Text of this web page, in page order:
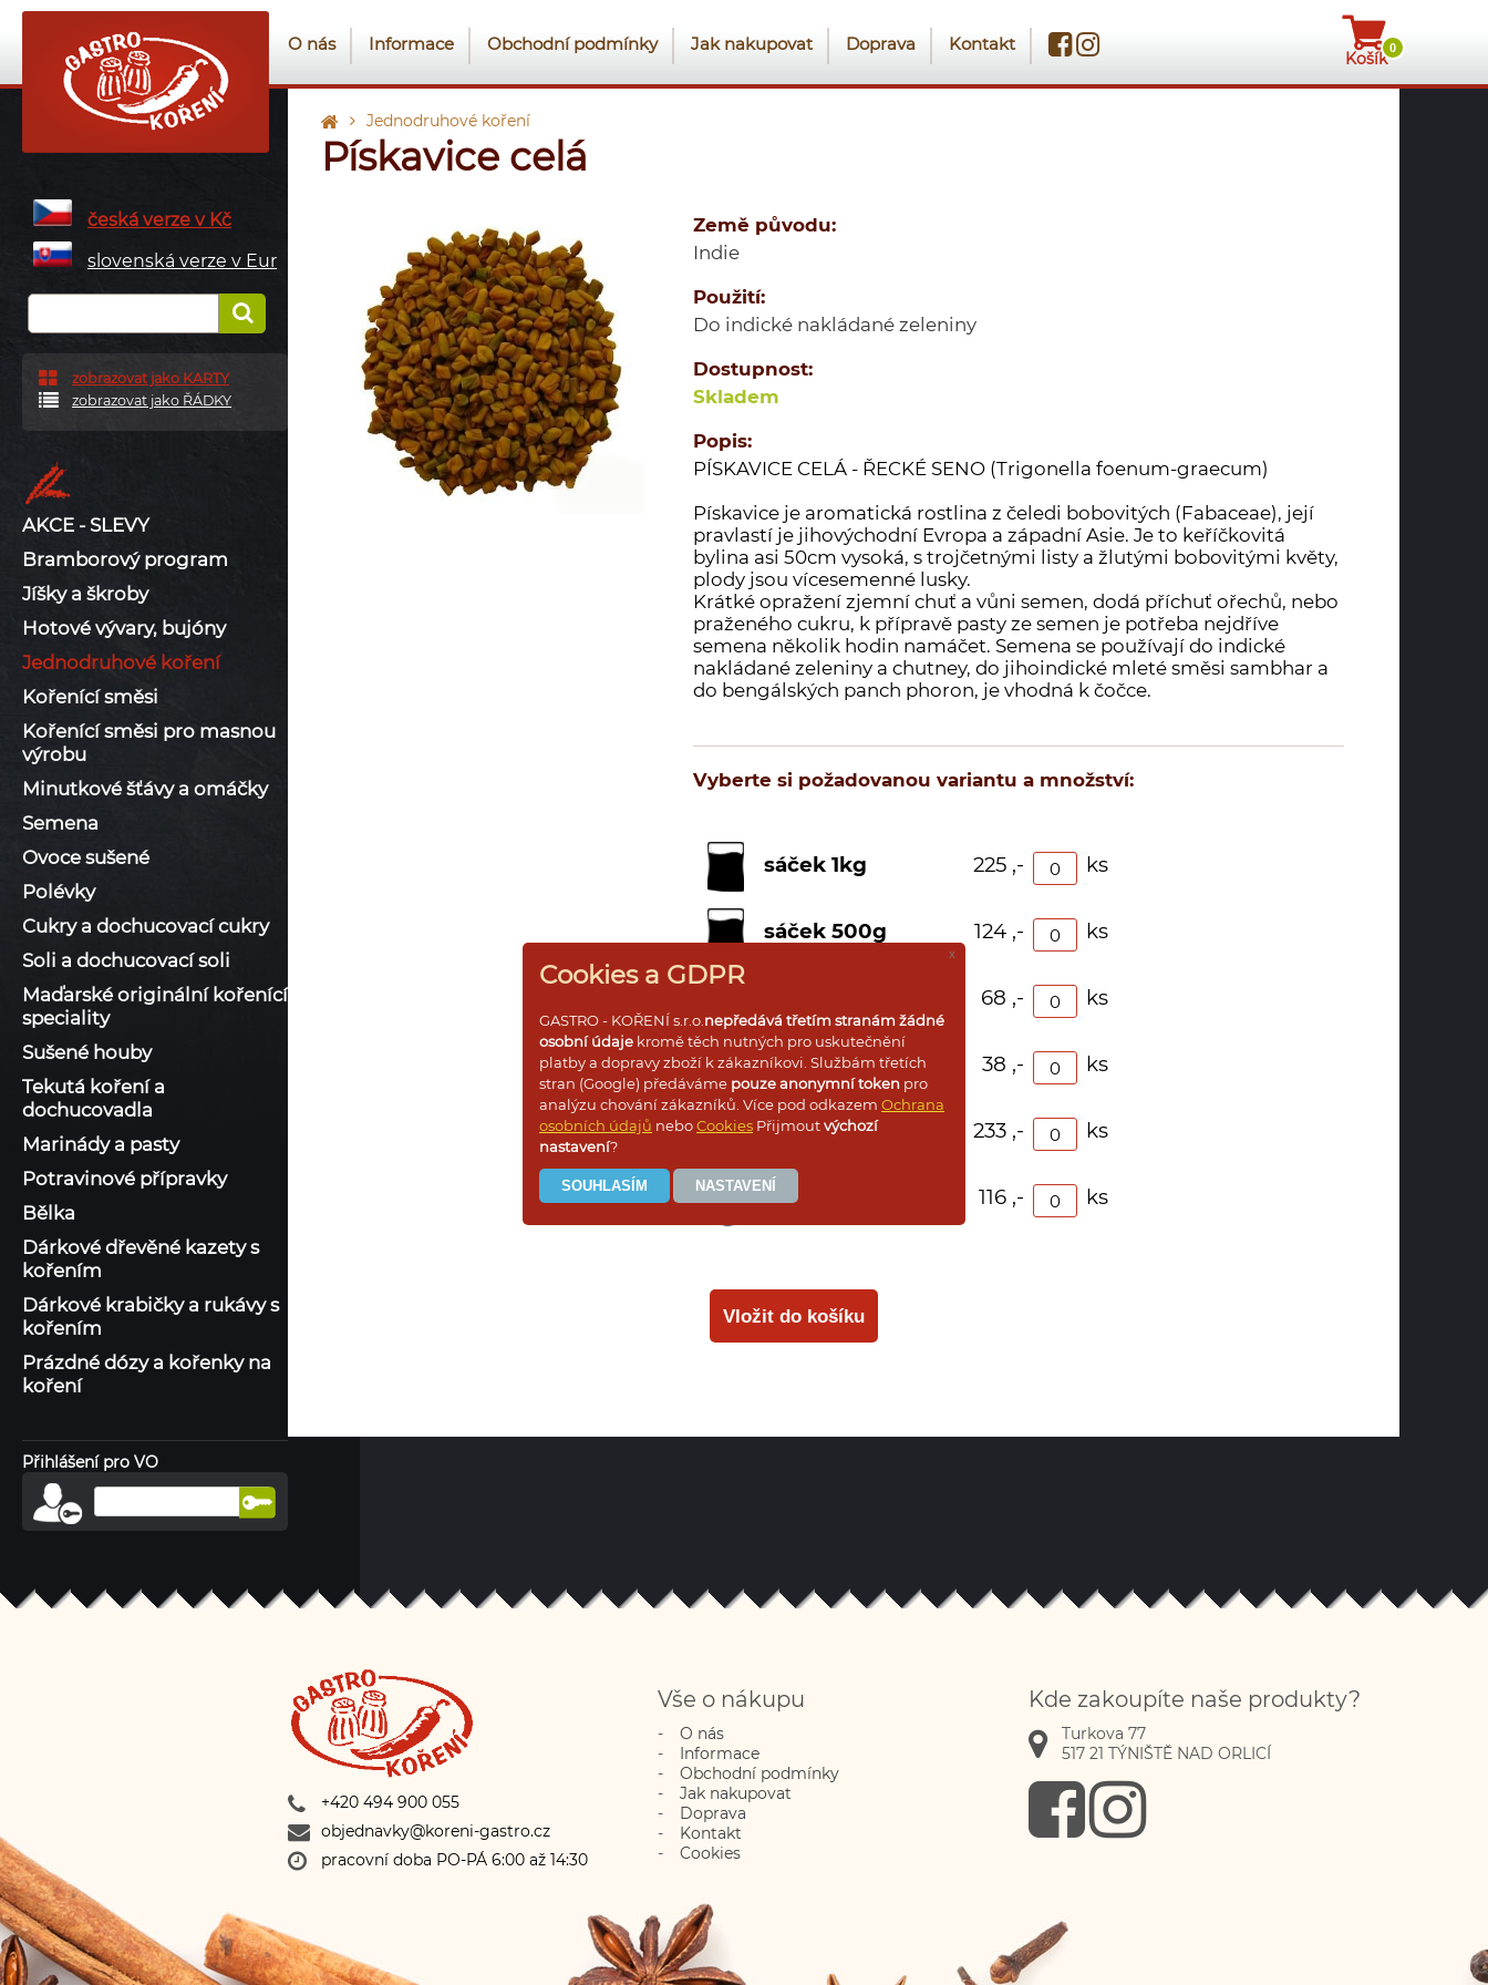
0
Košík
O nás Informace Obchodní podmínky Jak nakupovat Doprava Kontakt
česká verze v Kč
slovenská verze v Eur
zobrazovat jako KARTY
zobrazovat jako ŘÁDKY
AKCE - SLEVY
Bramborový program
Jíšky a škroby
Hotové vývary, bujóny
Jednodruhové koření
Kořenící směsi
Kořenící směsi pro masnou
výrobu
Minutkové šťávy a omáčky
Semena
Ovoce sušené
Polévky
Cukry a dochucovací cukry
Soli a dochucovací soli
Maďarské originální kořenící
speciality
Sušené houby
Tekutá koření a
dochucovadla
Marinády a pasty
Potravinové přípravky
Bělka
Dárkové dřevěné kazety s
kořením
Dárkové krabičky a rukávy s
kořením
Prázdné dózy a kořenky na
koření
Přihlášení pro VO
Jednodruhové koření
Pískavice celá
Země původu:
Indie
Použití:
Do indické nakládané zeleniny
Dostupnost:
Skladem
Popis:
PÍSKAVICE CELÁ - ŘECKÉ SENO (Trigonella foenum-graecum)
Pískavice je aromatická rostlina z čeledi bobovitých (Fabaceae), její
pravlastí je jihovýchodní Evropa a západní Asie. Je to keříčkovitá
bylina asi 50cm vysoká, s trojčetnými listy a žlutými bobovitými květy,
plody jsou vícesemenné lusky.
Krátké opražení zjemní chuť a vůni semen, dodá příchuť ořechů, nebo
praženého cukru, k přípravě pasty ze semen je potřeba nejdříve
semena několik hodin namáčet. Semena se používají do indické
nakládané zeleniny a chutney, do jihoindické mleté směsi sambhar a
do bengálských panch phoron, je vhodná k čočce.
Vyberte si požadovanou variantu a množství:
sáček 1kg 225 ,- ks
sáček 500g 124 ,- ks
68 ,- ks
sáček 60g 38 ,- ks
dóza 700g 233 ,- ks
mini dóza 250g 116 ,- ks
+420 494 900 055
objednavky@koreni-gastro.cz
pracovní doba PO-PÁ 6:00 až 14:30
Vše o nákupu
O nás
Informace
Obchodní podmínky
Jak nakupovat
Doprava
Kontakt
Cookies
Kde zakoupíte naše produkty?
Turkova 77
517 21 TÝNIŠTĚ NAD ORLICÍ
x
Cookies a GDPR
GASTRO - KOŘENÍ s.r.o.nepředává třetím stranám žádné
osobní údaje kromě těch nutných pro uskutečnění
platby a dopravy zboží k zákazníkovi. Službám třetích
stran (Google) předáváme pouze anonymní token pro
analýzu chování zákazníků. Více pod odkazem Ochrana
osobních údajů neboCookies Přijmoutvýchozí
nastavení?